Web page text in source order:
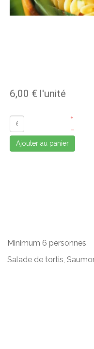
6,00 € l'unité
+
–
Ajouter au panier
Minimum 6 personnes
Salade de tortis,